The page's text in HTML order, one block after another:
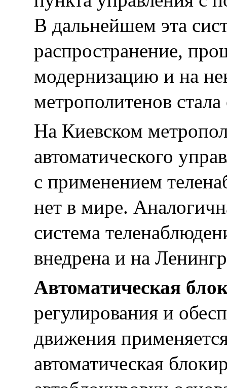
В дальнейшем эта
распространение,
модернизацию и на
метрополитенов
На Киевском
автоматического
с применением
нет в мире.
система
внедрена и на
Автоматическая
регулирования и
движения
автоматическая